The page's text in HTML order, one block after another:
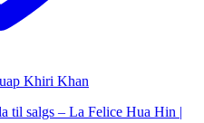
Khiri Khan
til salgs – La Felice Hua Hin |